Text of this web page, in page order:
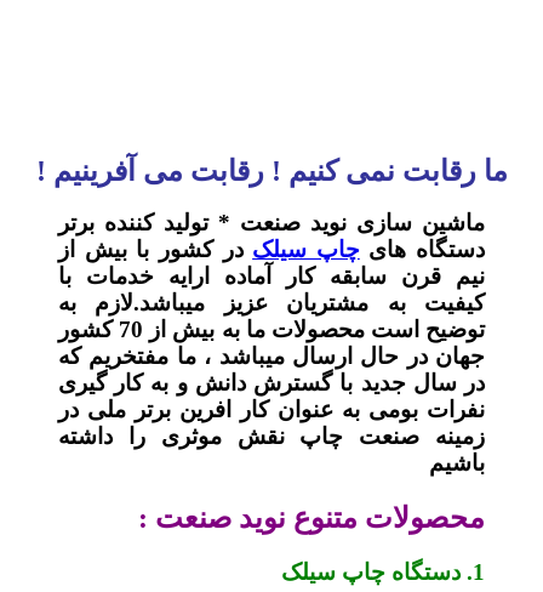
ما رقابت نمی کنیم ! رقابت می آفرینیم !
ماشین سازی نوید صنعت * تولید کننده برتر
دستگاه هایچاپ سیلک در کشور با بیش از
نیم قرن سابقه کار آماده ارایه خدمات با
کیفیت به مشتریان عزیز میباشد.لازم به
توضیح است محصولات ما به بیش از 70 کشور
جهان در حال ارسال میباشد ، ما مفتخریم که
در سال جدید با گسترش دانش و به کار گیری
نفرات بومی به عنوان کار افرین برتر ملی در
زمینه صنعت چاپ نقش موثری را داشته
باشیم
محصولات متنوع نوید صنعت :
1. دستگاه چاپ سیلک